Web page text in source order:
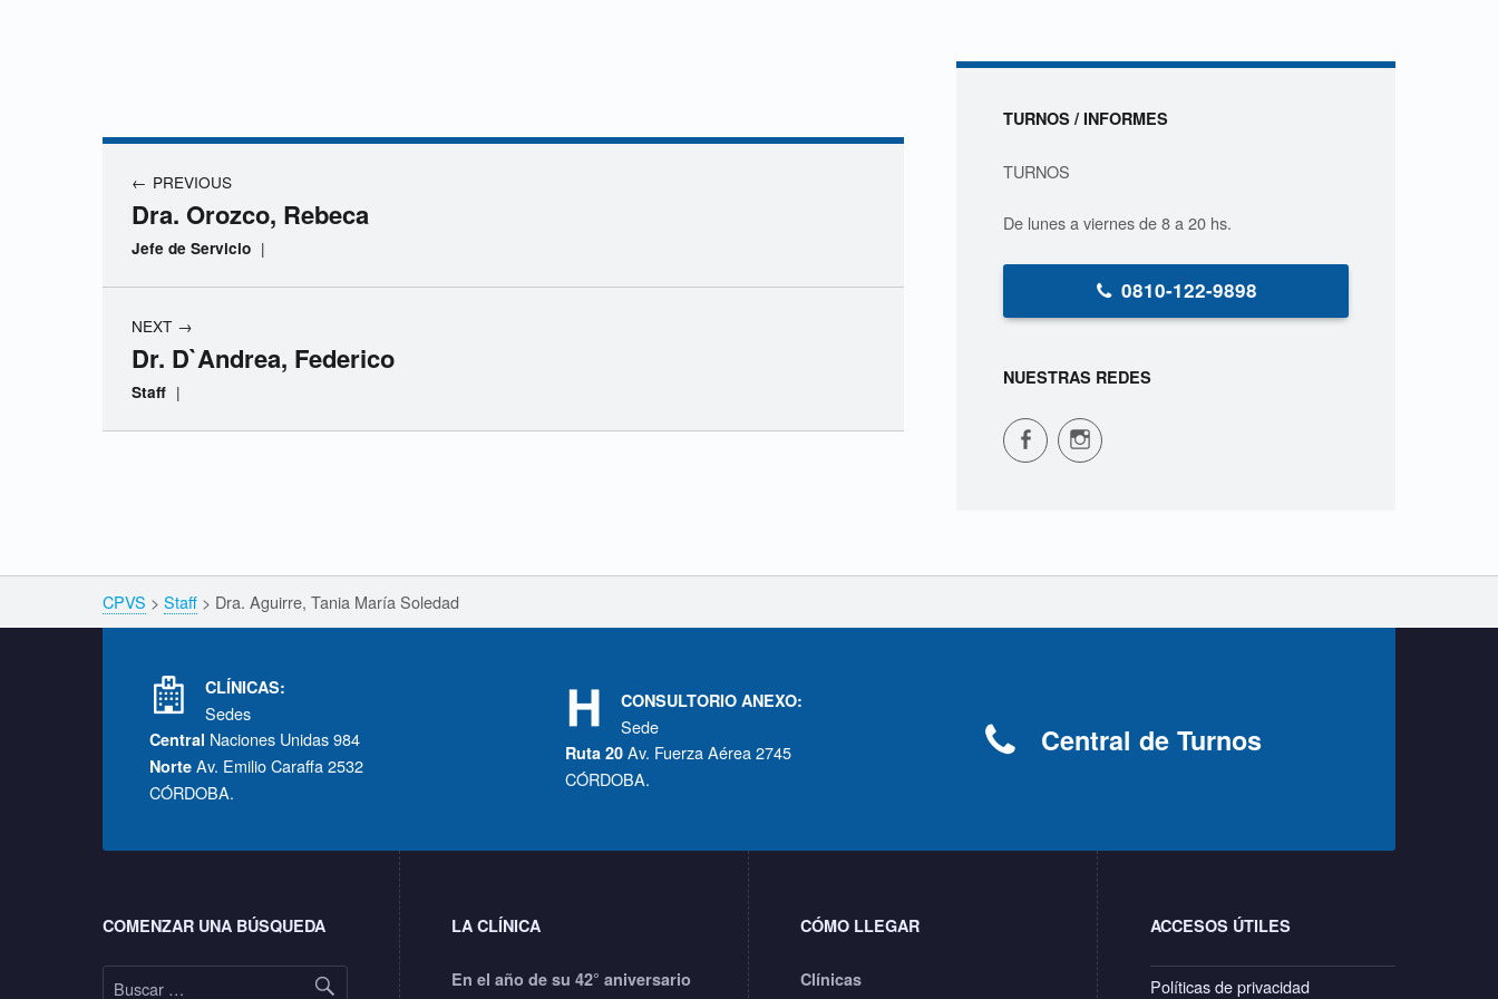
r
A
u
r
e
n
i
a
PREVIOUS
Dra. Orozco, Rebeca
Jefe de Servicio |
NEXT
Dr. D`Andrea, Federico
Staff |
Sidebar
TURNOS / INFORMES
TURNOS
De lunes a viernes de 8 a 20 hs.
0810-122-9898
NUESTRAS REDES
CPVS en Facebook CPVS en Instagram
Breadcrumbs navigation
CPVS > Staff > Dra. Aguirre, Tania María Soledad
CLÍNICAS:
Sedes
Central Naciones Unidas 984
Norte Av. Emilio Caraffa 2532
CÓRDOBA.
CONSULTORIO ANEXO:
Sede
Ruta 20Av. Fuerza Aérea 2745
CÓRDOBA.
Central de Turnos
Footer sidebar
COMENZAR UNA BÚSQUEDA
Buscar:
LA CLÍNICA
En el año de su 42° aniversario
CÓMO LLEGAR
Clínicas
ACCESOS ÚTILES
Políticas de privacidad